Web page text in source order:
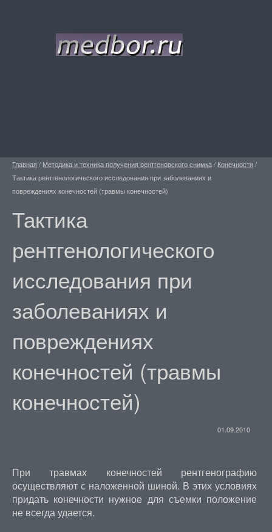
Главная / Методика и техника получения рентгеновского снимка/ Конечности/
Тактика рентгенологического исследования при заболеваниях и
повреждениях конечностей (травмы конечностей)
Тактика
рентгенологического
исследования при
заболеваниях и
повреждениях
конечностей (травмы
конечностей)
01.09.2010
При травмах конечностей рентгенографию
осуществляют с наложенной шиной. В этих условиях
придать конечности нужное для съемки положение
не всегда удается.